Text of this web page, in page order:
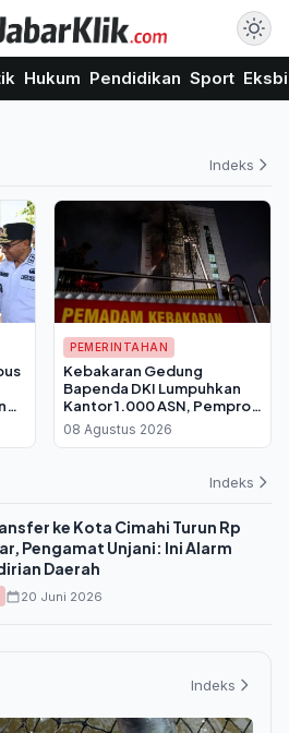
Hukum Pendidikan Sport
Indeks
PEMERINTAHAN
Kebakaran Gedung
Bapenda DKI Lumpuhkan
Kantor 1.000 ASN, Pemprov
Berlakukan WFH Bergantian
08 Agustus 2026
Indeks
ke Kota Cimahi Turun Rp
Pengamat Unjani: Ini Alarm
Daerah
20 Juni 2026
Indeks